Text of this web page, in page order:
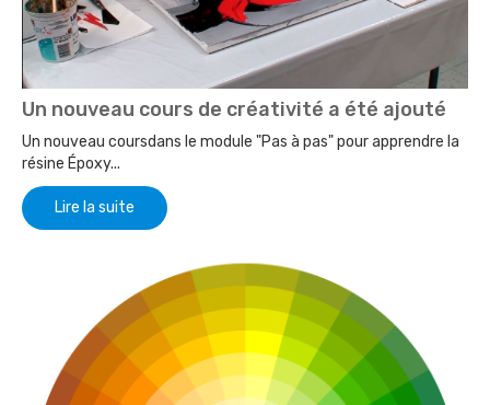
Un nouveau cours de créativité a été ajouté
Un nouveau coursdans le module "Pas à pas" pour apprendre la
résine Époxy...
Lire la suite